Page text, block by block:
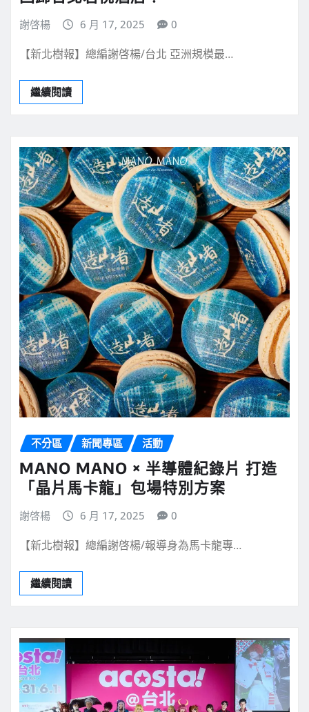
謝啓楊 6 月 17, 2025 0
【新北樹報】總編謝啓楊/台北 亞洲規模最…
繼續閱讀
不分區 新聞專區 活動
MANO MANO × 半導體紀錄片 打造
「晶片馬卡龍」包場特別方案
謝啓楊 6 月 17, 2025 0
【新北樹報】總編謝啓楊/報導身為馬卡龍專…
繼續閱讀